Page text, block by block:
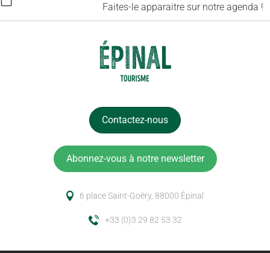
Faites-le apparaitre sur notre agenda !
Contactez-nous
Abonnez-vous à notre newsletter
6 place Saint-Goëry, 88000 Épinal
+33 (0)3 29 82 53 32